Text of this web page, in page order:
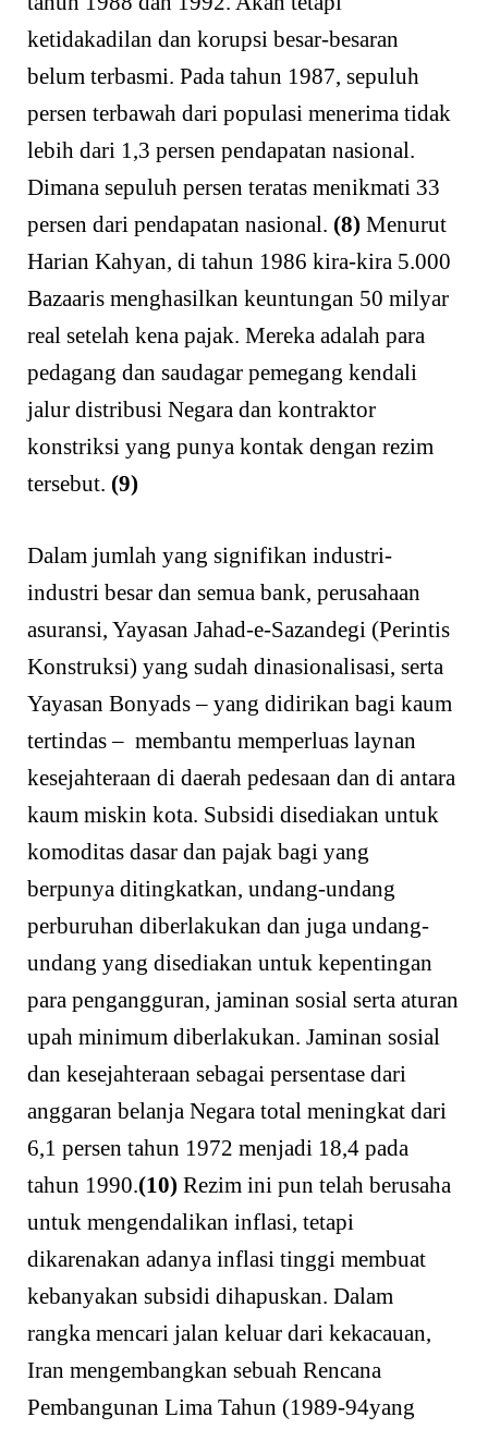
ketidakadilan dan korupsi besar-besaran
belum terbasmi. Pada tahun 1987, sepuluh
persen terbawah dari populasi menerima tidak
lebih dari 1,3 persen pendapatan nasional.
Dimana sepuluh persen teratas menikmati 33
persen dari pendapatan nasional. (8) Menurut
Harian Kahyan, di tahun 1986 kira-kira 5.000
Bazaaris menghasilkan keuntungan 50 milyar
real setelah kena pajak. Mereka adalah para
pedagang dan saudagar pemegang kendali
jalur distribusi Negara dan kontraktor
konstriksi yang punya kontak dengan rezim
tersebut. (9)
Dalam jumlah yang signifikan industri-
industri besar dan semua bank, perusahaan
asuransi, Yayasan Jahad-e-Sazandegi (Perintis
Konstruksi) yang sudah dinasionalisasi, serta
Yayasan Bonyads – yang didirikan bagi kaum
tertindas – membantu memperluas laynan
kesejahteraan di daerah pedesaan dan di antara
kaum miskin kota. Subsidi disediakan untuk
komoditas dasar dan pajak bagi yang
berpunya ditingkatkan, undang-undang
perburuhan diberlakukan dan juga undang-
undang yang disediakan untuk kepentingan
para pengangguran, jaminan sosial serta aturan
upah minimum diberlakukan. Jaminan sosial
dan kesejahteraan sebagai persentase dari
anggaran belanja Negara total meningkat dari
6,1 persen tahun 1972 menjadi 18,4 pada
tahun 1990.(10) Rezim ini pun telah berusaha
untuk mengendalikan inflasi, tetapi
dikarenakan adanya inflasi tinggi membuat
kebanyakan subsidi dihapuskan. Dalam
rangka mencari jalan keluar dari kekacauan,
Iran mengembangkan sebuah Rencana
Pembangunan Lima Tahun (1989-94yang